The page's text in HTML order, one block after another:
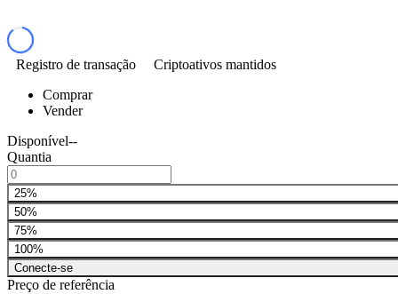
Registro de transação
Criptoativos mantidos
Comprar
Vender
Disponível--
Quantia
25%
50%
75%
100%
Conecte-se
Preço de referência